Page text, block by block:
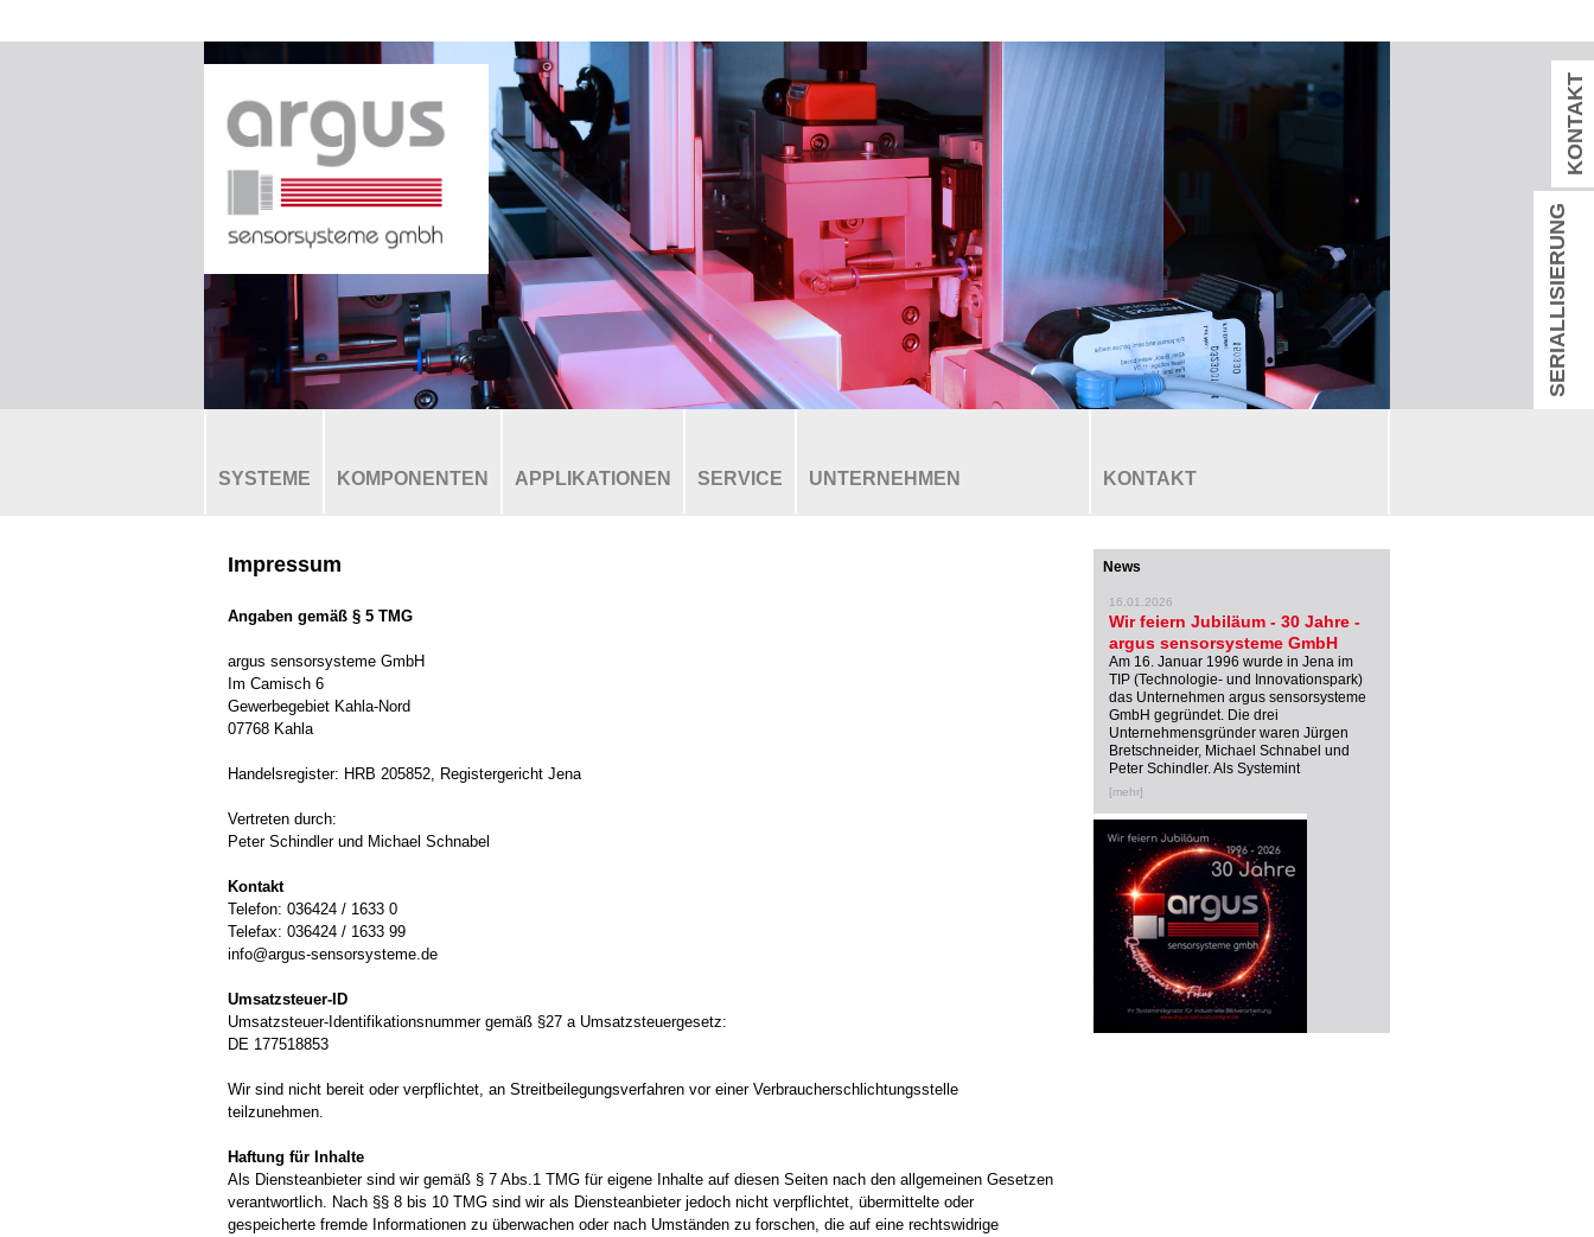
KONTAKT
SERIALLISIERUNG
SYSTEME KOMPONENTEN APPLIKATIONEN SERVICE UNTERNEHMEN KONTAKT
Impressum
Angaben gemäß § 5 TMG
argus sensorsysteme GmbH
Im Camisch 6
Gewerbegebiet Kahla-Nord
07768 Kahla
Handelsregister: HRB 205852, Registergericht Jena
Vertreten durch:
Peter Schindler und Michael Schnabel
Kontakt
Telefon: 036424 / 1633 0
Telefax: 036424 / 1633 99
info@argus-sensorsysteme.de
Umsatzsteuer-ID
Umsatzsteuer-Identifikationsnummer gemäß §27 a Umsatzsteuergesetz:
DE 177518853
Wir sind nicht bereit oder verpflichtet, an Streitbeilegungsverfahren vor einer Verbraucherschlichtungsstelle
teilzunehmen.
Haftung für Inhalte
Als Diensteanbieter sind wir gemäß § 7 Abs.1 TMG für eigene Inhalte auf diesen Seiten nach den allgemeinen Gesetzen
verantwortlich. Nach §§ 8 bis 10 TMG sind wir als Diensteanbieter jedoch nicht verpflichtet, übermittelte oder
gespeicherte fremde Informationen zu überwachen oder nach Umständen zu forschen, die auf eine rechtswidrige
News
16.01.2026
Wir feiern Jubiläum - 30 Jahre -
argus sensorsysteme GmbH
Am 16. Januar 1996 wurde in Jena im
TIP (Technologie- und Innovationspark)
das Unternehmen argus sensorsysteme
GmbH gegründet. Die drei
Unternehmensgründer waren Jürgen
Bretschneider, Michael Schnabel und
Peter Schindler. Als Systemint
[mehr]